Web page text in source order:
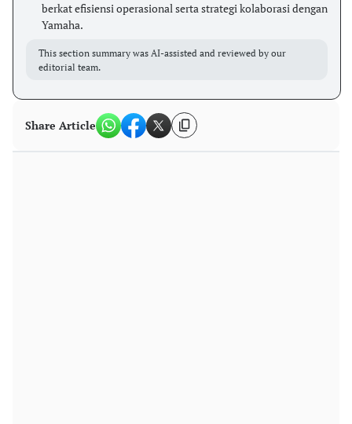
berkat efisiensi operasional serta strategi kolaborasi dengan
Yamaha.
This section summary was AI-assisted and reviewed by our
editorial team.
Share Article